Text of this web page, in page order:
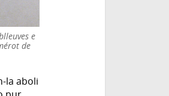
e
de
la aboli